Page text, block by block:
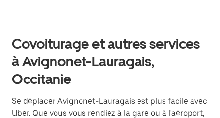
Covoiturage et autres services
à Avignonet-Lauragais,
Occitanie
Se déplacer Avignonet-Lauragais est plus facile avec
Uber. Que vous vous rendiez à la gare ou à l'aéroport,